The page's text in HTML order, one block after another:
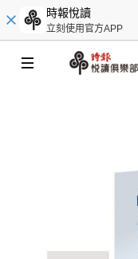
時報悅讀
立刻使用官方APP